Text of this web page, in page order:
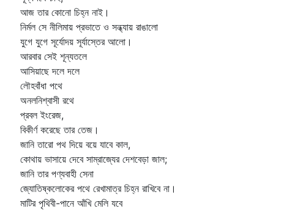
আজ তার কোনো চিহ্ন নাই।
নির্মল সে নীলিমায় প্রভাতে ও সন্ধ্যায় রাঙালো
যুগে যুগে সূর্যোদয় সূর্যাস্তের আলো।
আরবার সেই শূন্যতলে
আসিয়াছে দলে দলে
লৌহবাঁধা পথে
অনলনিশ্বাসী রথে
প্রবল ইংরেজ,
বিকীর্ণ করেছে তার তেজ।
জানি তারো পথ দিয়ে বয়ে যাবে কাল,
কোথায় ভাসায়ে দেবে সাম্রাজ্যের দেশবেড়া জাল;
জানি তার পণ্যবাহী সেনা
জ্যোতিষ্কলোকের পথে রেখামাত্র চিহ্ন রাখিবে না।
মাটির পৃথিবী-পানে আঁখি মেলি যবে